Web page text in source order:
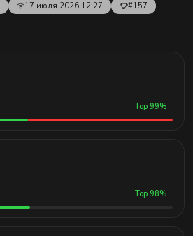
17 июля 2026 12:27
#157
Top 99%
Top 98%